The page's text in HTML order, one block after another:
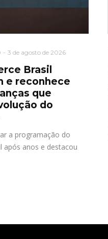
3 de agosto de 2026
Brasil
e reconhece
que
do
a programação do
após anos e destacou